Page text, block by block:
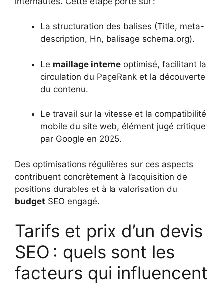
La structuration des balises (Title, meta-
description, Hn, balisage schema.org).
Le maillage interne optimisé, facilitant la
circulation du PageRank et la découverte
du contenu.
Le travail sur la vitesse et la compatibilité
mobile du site web, élément jugé critique
par Google en 2025.
Des optimisations régulières sur ces aspects
contribuent concrètement à l’acquisition de
positions durables et à la valorisation du
budget SEO engagé.
Tarifs et prix d’un devis
SEO : quels sont les
facteurs qui influencent